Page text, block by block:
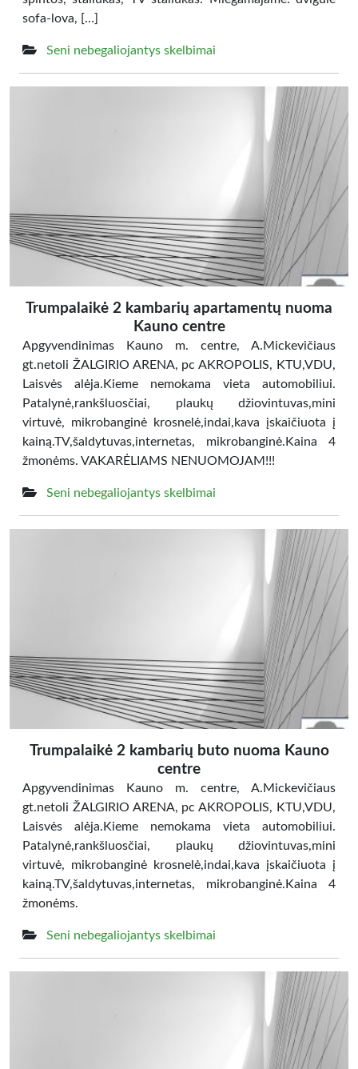
sofa-lova, […]
Seni nebegaliojantys skelbimai
Trumpalaikė 2 kambarių apartamentų nuoma
Kauno centre
Apgyvendinimas Kauno m. centre, A.Mickevičiaus
gt.netoli ŽALGIRIO ARENA, pc AKROPOLIS, KTU,VDU,
Laisvės alėja.Kieme nemokama vieta automobiliui.
Patalynė,rankšluosčiai, plaukų džiovintuvas,mini
virtuvė, mikrobanginė krosnelė,indai,kava įskaičiuota į
kainą.TV,šaldytuvas,internetas, mikrobanginė.Kaina 4
žmonėms. VAKARĖLIAMS NENUOMOJAM!!!
Seni nebegaliojantys skelbimai
Trumpalaikė 2 kambarių buto nuoma Kauno
centre
Apgyvendinimas Kauno m. centre, A.Mickevičiaus
gt.netoli ŽALGIRIO ARENA, pc AKROPOLIS, KTU,VDU,
Laisvės alėja.Kieme nemokama vieta automobiliui.
Patalynė,rankšluosčiai, plaukų džiovintuvas,mini
virtuvė, mikrobanginė krosnelė,indai,kava įskaičiuota į
kainą.TV,šaldytuvas,internetas, mikrobanginė.Kaina 4
žmonėms.
Seni nebegaliojantys skelbimai